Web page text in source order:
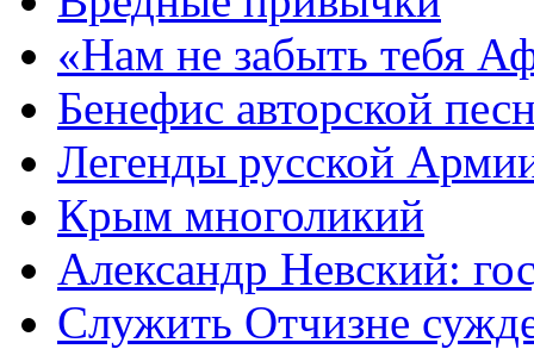
«Нам не забыть тебя
Бенефис авторской
Легенды русской
Крым многоликий
Александр Невский:
Служить Отчизне